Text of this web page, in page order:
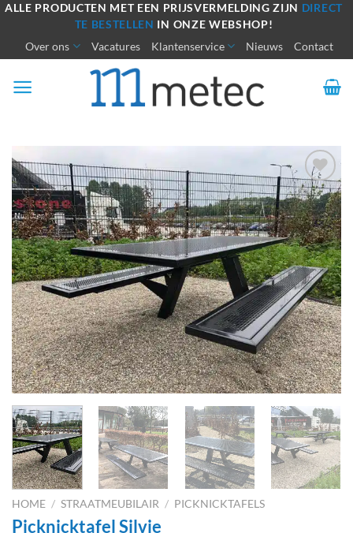
Ga
inhoud
ALLE PRODUCTEN MET EEN PRIJSVERMELDING ZIJN DIRECT
TE BESTELLEN IN ONZE WEBSHOP!
Over ons Vacatures Klantenservice Nieuws Contact
HOME / STRAATMEUBILAIR / PICKNICKTAFELS
Picknicktafel Silvie